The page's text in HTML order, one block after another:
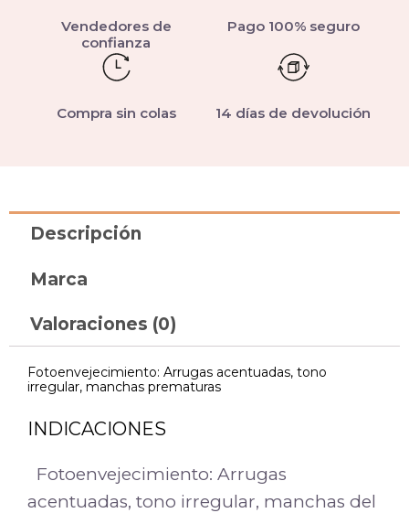
Vendedores de
confianza
Pago 100% seguro
Compra sin colas 14 días de devolución
Descripción
Marca
Valoraciones (0)
Fotoenvejecimiento: Arrugas acentuadas, tono
irregular, manchas prematuras
INDICACIONES
Fotoenvejecimiento: Arrugas
acentuadas, tono irregular, manchas del